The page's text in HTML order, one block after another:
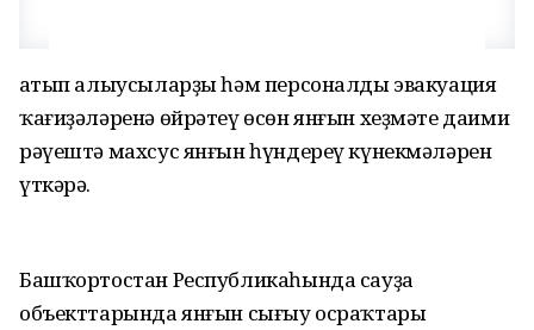
Һатып алыусыларҙы һәм персоналды эвакуация
ҡағиҙәләренә өйрәтеү өсөн янғын хеҙмәте даими
рәүештә махсус янғын һүндереү күнекмәләрен
үткәрә.
Башҡортостан Республикаһында сауҙа
объекттарында янғын сығыу осраҡтары